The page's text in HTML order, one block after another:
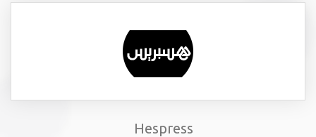
Hespress